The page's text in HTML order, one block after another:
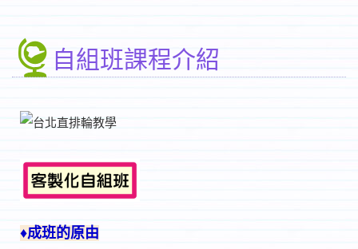
自組班課程介紹
♦成班的原由